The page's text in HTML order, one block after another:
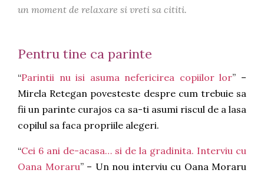
un moment de relaxare si vreti sa cititi.
Pentru tine ca parinte
“Parintii nu isi asuma nefericirea copiilor lor” –
Mirela Retegan povesteste despre cum trebuie sa
fii un parinte curajos ca sa-ti asumi riscul de a lasa
copilul sa faca propriile alegeri.
“Cei 6 ani de-acasa… si de la gradinita. Interviu cu
Oana Moraru” – Un nou interviu cu Oana Moraru